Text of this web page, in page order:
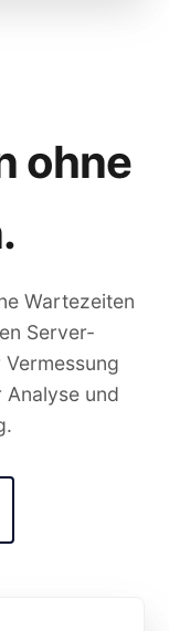
ohne
Wartezeiten
Server-
und